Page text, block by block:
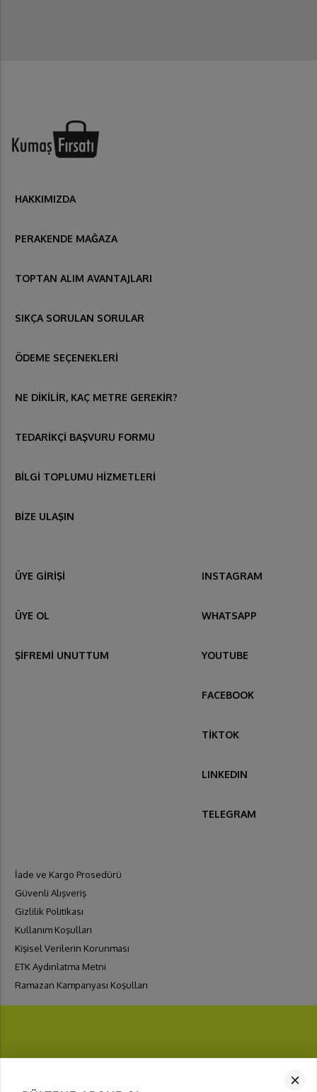
HAKKIMIZDA
PERAKENDE MAĞAZA
TOPTAN ALIM AVANTAJLARI
SIKÇA SORULAN SORULAR
ÖDEME SEÇENEKLERİ
NE DİKİLİR, KAÇ METRE GEREKİR?
TEDARİKÇİ BAŞVURU FORMU
BİLGİ TOPLUMU HİZMETLERİ
BİZE ULAŞIN
ÜYE GİRİŞİ
ÜYE OL
ŞİFREMİ UNUTTUM
INSTAGRAM
WHATSAPP
YOUTUBE
FACEBOOK
TİKTOK
LINKEDIN
TELEGRAM
İade ve Kargo Prosedürü
Güvenli Alışveriş
Gizlilik Politikası
Kullanım Koşulları
Kişisel Verilerin Korunması
ETK Aydınlatma Metni
Ramazan Kampanyası Koşulları
FIRSATLARI YAKALA